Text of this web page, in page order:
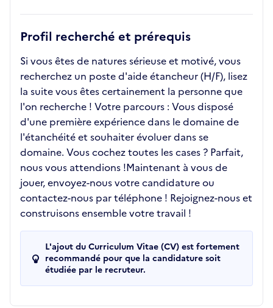
Profil recherché et prérequis
Si vous êtes de natures sérieuse et motivé, vous
recherchez un poste d'aide étancheur (H/F), lisez
la suite vous êtes certainement la personne que
l'on recherche ! Votre parcours : Vous disposé
d'une première expérience dans le domaine de
l'étanchéité et souhaiter évoluer dans se
domaine. Vous cochez toutes les cases ? Parfait,
nous vous attendions !Maintenant à vous de
jouer, envoyez-nous votre candidature ou
contactez-nous par téléphone ! Rejoignez-nous et
construisons ensemble votre travail !
L'ajout du Curriculum Vitae (CV) est fortement
recommandé pour que la candidature soit
étudiée par le recruteur.